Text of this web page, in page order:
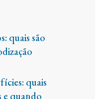
quais são
quais
e quando